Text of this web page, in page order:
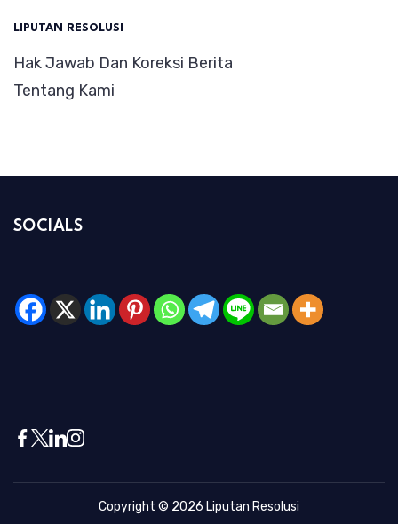
LIPUTAN RESOLUSI
Hak Jawab Dan Koreksi Berita
Tentang Kami
SOCIALS
Copyright © 2026 Liputan Resolusi